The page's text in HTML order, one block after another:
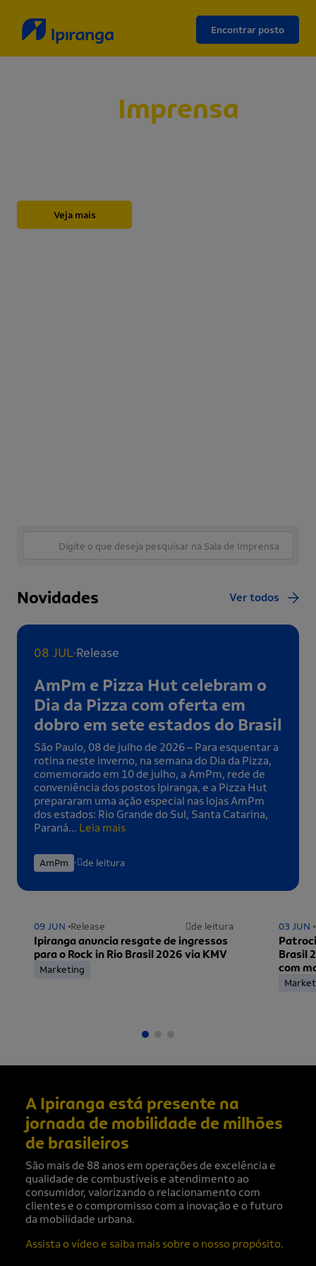
Encontrar posto
Imprensa
Veja mais
Novidades Ver todos
08 JUL.Release
AmPm e Pizza Hut celebram o
Dia da Pizza com oferta em
dobro em sete estados do Brasil
São Paulo, 08 de julho de 2026 – Para esquentar a
rotina neste inverno, na semana do Dia da Pizza,
comemorado em 10 de julho, a AmPm, rede de
conveniência dos postos Ipiranga, e a Pizza Hut
prepararam uma ação especial nas lojas AmPm
dos estados: Rio Grande do Sul, Santa Catarina,
Paraná... Leia mais
AmPm . de leitura
09 JUN Release de leitura
Ipiranga anuncia resgate de ingressos
para o Rock in Rio Brasil 2026 via KMV
Marketing
03 JUN
Brasil
com
A Ipiranga está presente na
jornada de mobilidade de milhões
de brasileiros
São mais de 88 anos em operações de excelência e
qualidade de combustíveis e atendimento ao
consumidor, valorizando o relacionamento com
clientes e o compromisso com a inovação e o futuro
da mobilidade urbana.
Assista o vídeo e saiba mais sobre o nosso propósito.